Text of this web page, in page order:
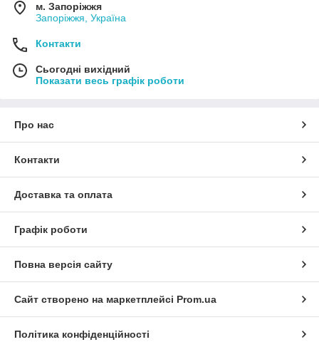
м. Запоріжжя
Запоріжжя, Україна
Контакти
Сьогодні вихідний
Показати весь графік роботи
Про нас
Контакти
Доставка та оплата
Графік роботи
Повна версія сайту
Сайт створено на маркетплейсі Prom.ua
Політика конфіденційності